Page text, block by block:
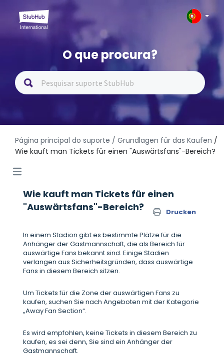
O que procura?
Página principal do suporte / Grundlagen für das Kaufen /
Wie kauft man Tickets für einen "Auswärtsfans"-Bereich?
Wie kauft man Tickets für einen
"Auswärtsfans"-Bereich?
Drucken
In einem Stadion gibt es bestimmte Plätze für die
Anhänger der Gastmannschaft, die als Bereich für
auswärtige Fans bekannt sind. Einige Stadien
verlangen aus Sicherheitsgründen, dass auswärtige
Fans in diesem Bereich sitzen.
Um Tickets für die Zone der auswärtigen Fans zu
kaufen, suchen Sie nach Angeboten mit der Kategorie
„Away Fan Section“.
Es wird empfohlen, keine Tickets in diesem Bereich zu
kaufen, es sei denn, Sie sind ein Anhänger der
Gastmannschaft.